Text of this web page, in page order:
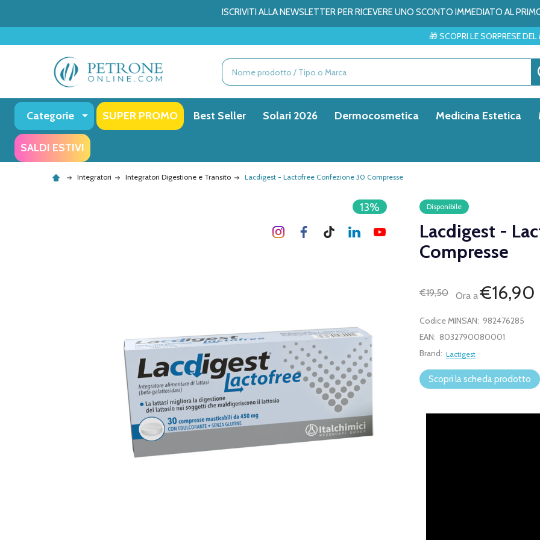
ISCRIVITI ALLA NEWSLETTER PER RICEVERE UNO SCONTO IMMEDIATO AL
🎁 SCOPRI LE SORPRESE DEL MESE → ✨
Ricerca
Categorie SUPER PROMO Best Seller Solari 2026 Dermocosmetica Medicina Estetica
SALDI ESTIVI
Integratori Integratori Digestione e Transito Lacdigest - Lactofree Confezione 30 Compresse
Disponibile
Lacdigest -
Compresse
€19,50
Ora a€16,90
13%
Codice MINSAN: 982476285
EAN: 8032790080001
Brand: Lactigest
Scopri la scheda prodotto